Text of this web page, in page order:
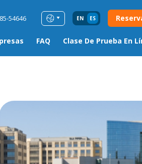
54646 EN ES
FAQ Clase De Prueba En